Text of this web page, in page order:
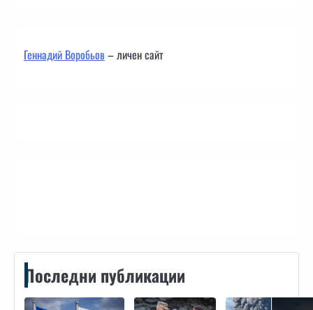
Геннадий Воробьов– личен сайт
Последни публикации